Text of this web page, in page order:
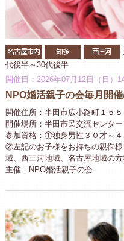
名古屋市内 知多 西三河
代後半～30代後半
開催日：2026年07月12日（日
NPO婚活親子の会毎月開
開催住所：半田市広小路町１５
開催場所：半田市民交流センタ
参加資格：①独身男性３０才～
②左記のお子様をお持ちの親御
域、西三河地域、名古屋地域の
主催：NPO婚活親子の会